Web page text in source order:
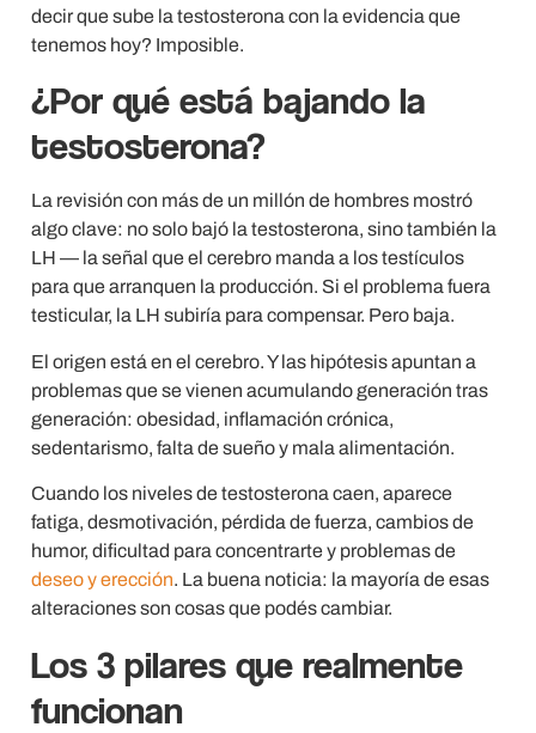
decir que sube la testosterona con la evidencia que
tenemos hoy? Imposible.
¿Por qué está bajando la
testosterona?
La revisión con más de un millón de hombres mostró
algo clave: no solo bajó la testosterona, sino también la
LH — la señal que el cerebro manda a los testículos
para que arranquen la producción. Si el problema fuera
testicular, la LH subiría para compensar. Pero baja.
El origen está en el cerebro. Y las hipótesis apuntan a
problemas que se vienen acumulando generación tras
generación: obesidad, inflamación crónica,
sedentarismo, falta de sueño y mala alimentación.
Cuando los niveles de testosterona caen, aparece
fatiga, desmotivación, pérdida de fuerza, cambios de
humor, dificultad para concentrarte y problemas de
deseo y erección. La buena noticia: la mayoría de esas
alteraciones son cosas que podés cambiar.
Los 3 pilares que realmente
funcionan